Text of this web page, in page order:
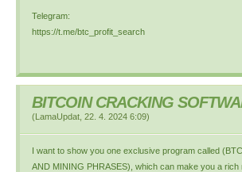
Telegram:
https://t.me/btc_profit_search
BITCOIN CRACKING
(LamaUpdat 22. 4. 2024 6:09)
I want to show you one exclusive program called
AND MINING PHRASES), which can make you a rich